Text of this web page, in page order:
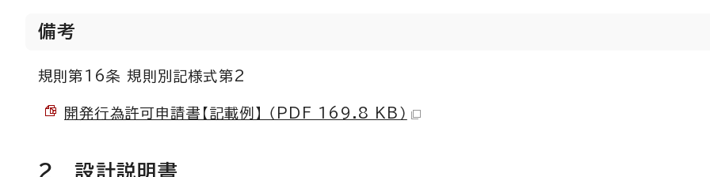
備考
規則第16条 規則別記様式第2
開発行為許可申請書【記載例】 （PDF 169.8 KB）
2 設計説明書